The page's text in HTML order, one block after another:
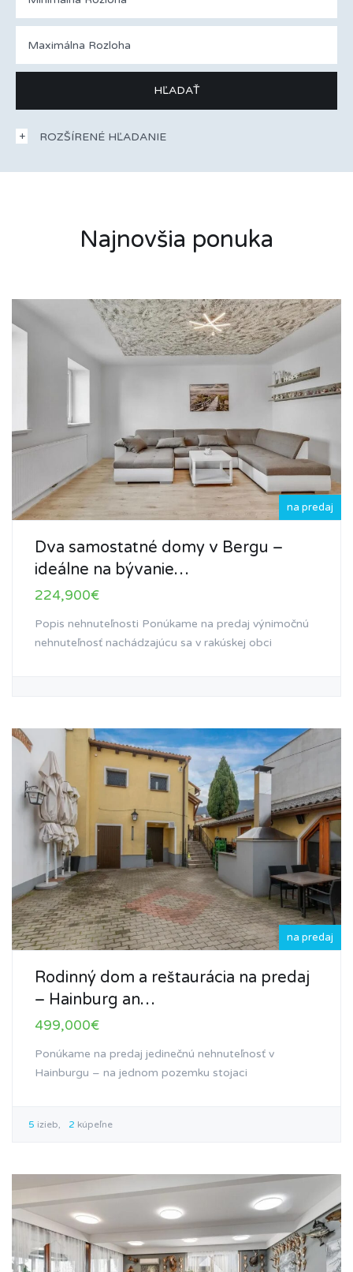
ROZŠÍRENÉ HĽADANIE
Najnovšia ponuka
na predaj
Dva samostatné domy v Bergu –
ideálne na bývanie…
224,900€
Popis nehnuteľnosti Ponúkame na predaj výnimočnú
nehnuteľnosť nachádzajúcu sa v rakúskej obci
na predaj
Rodinný dom a reštaurácia na predaj
– Hainburg an…
499,000€
Ponúkame na predaj jedinečnú nehnuteľnosť v
Hainburgu – na jednom pozemku stojaci
5 izieb 2 kúpeľne